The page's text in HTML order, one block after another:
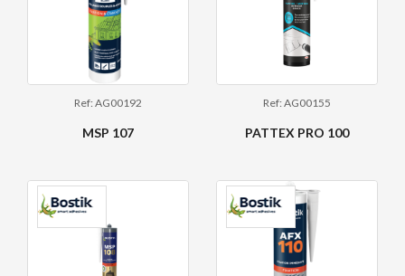
Ref: AG00192
MSP 107
Ref: AG00155
PATTEX PRO 100